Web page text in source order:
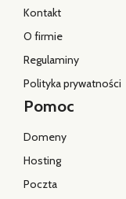
Kontakt
O firmie
Regulaminy
Polityka prywatności
Pomoc
Domeny
Hosting
Poczta